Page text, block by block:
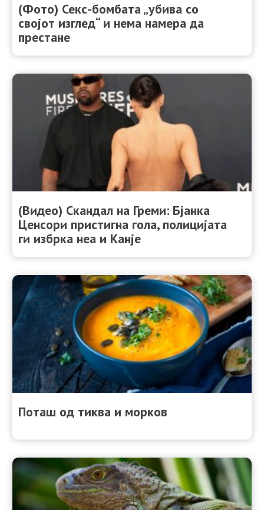
(Фото) Секс-бомбата „убива со
својот изглед“ и нема намера да
престане
(Видео) Скандал на Греми: Бјанка
Ценсори пристигна гола, полицијата
ги избрка неа и Канје
Поташ од тиква и морков